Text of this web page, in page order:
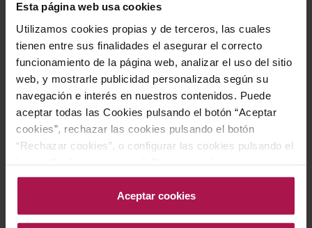
Esta página web usa cookies
Utilizamos cookies propias y de terceros, las cuales
tienen entre sus finalidades el asegurar el correcto
funcionamiento de la página web, analizar el uso del sitio
web, y mostrarle publicidad personalizada según su
navegación e interés en nuestros contenidos. Puede
aceptar todas las Cookies pulsando el botón “Aceptar
cookies”, rechazar las cookies pulsando el botón
“Rechazar cookies”, o configurar las cookies pulsando el
acceda a nuestra Política de Cookies.Para más
información acceda a nuestraPolítica de Cookies
Aceptar cookies
con salsa de senderuelas, o muslos de Gallo Negro del
Penedès (con Indicación Geográfica Protegida)
rellenos de calçots y ciruelas pasas. También resulta
excelente como acompañamiento de un arroz
‘socarrat’ de pescado y marisco, realzando la riqueza y
complejidad de estos platos.
La bodega Oriol Rossell, con raíces vitivinícolas que se